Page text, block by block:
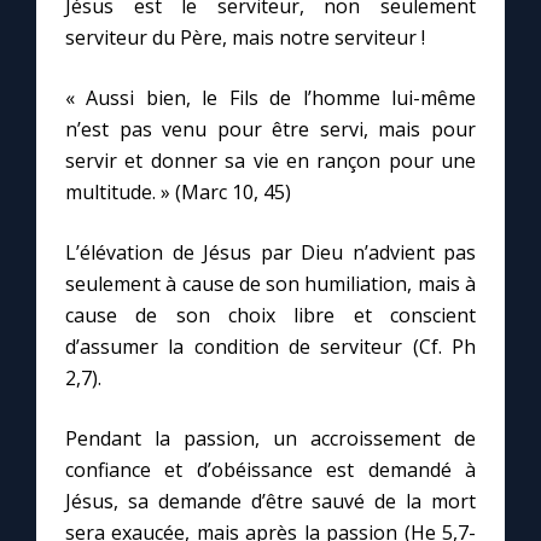
Jésus est le serviteur, non seulement
serviteur du Père, mais notre serviteur !
« Aussi bien, le Fils de l’homme lui-même
n’est pas venu pour être servi, mais pour
servir et donner sa vie en rançon pour une
multitude. » (Marc 10, 45)
L’élévation de Jésus par Dieu n’advient pas
seulement à cause de son humiliation, mais à
cause de son choix libre et conscient
d’assumer la condition de serviteur (Cf. Ph
2,7).
Pendant la passion, un accroissement de
confiance et d’obéissance est demandé à
Jésus, sa demande d’être sauvé de la mort
sera exaucée, mais après la passion (He 5,7-